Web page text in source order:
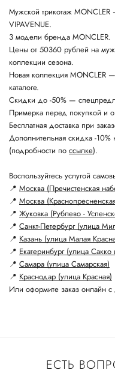
Мужской трикотаж MONCLER
VIPAVENUE.
3 модели бренда MONCLER.
Цены от 50360 рублей на
коллекции сезона.
Новая коллекция MONCLER
каталоге.
Скидки до -50% —
Примерка перед покупкой и
Бесплатная доставка при
Дополнительная скидка -
(подробности по ссылке).
Воспользуйтесь услугой
📍 Москва (Пречистенская
📍 Москва
📍 Жуковка (Рублево -
📍 Санкт-Петербург (улица
📍 Казань (улица Малая
📍 Екатеринбург (улица Сакко
📍 Самара (улица Самарская)
📍 Краснодар (улица Красная)
Или оформите заказ онлайн с
ЕСТЬ